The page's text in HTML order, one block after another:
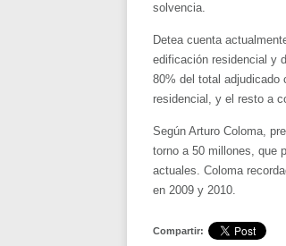
solvencia.
Detea cuenta
edificación residencial y
80% del total adjudicado
residencial, y el resto a
Según Arturo Coloma,
torno a 50 millones, que
actuales. Coloma
en 2009 y 2010.
Compartir: